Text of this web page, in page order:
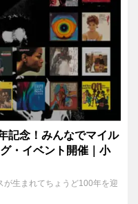
記念！みんなでマイル
・イベント開催｜小
生まれてちょうど100年を迎